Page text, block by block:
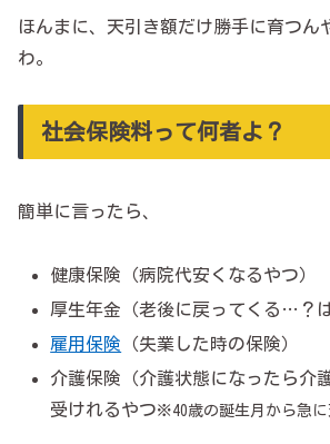
ほんまに、天引き額だけ勝手に育つん
わ。
社会保険料って何者よ？
簡単に言ったら、
健康保険（病院代安くなるやつ）
厚生年金（老後に戻ってくる…？
雇用保険 （失業した時の保険）
介護保険（介護状態になったら介
受けれるやつ※40歳の誕生月から急に